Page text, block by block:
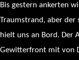
Bis gestern ankerten
Traumstrand, aber der
hielt uns an Bord. Der
Gewitterfront mit von